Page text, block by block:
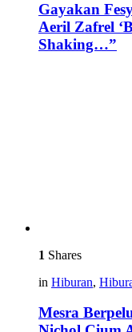
Gayakan
Aeril Zafrel
Shaking…”
1 Shares
in Hiburan,
Mesra